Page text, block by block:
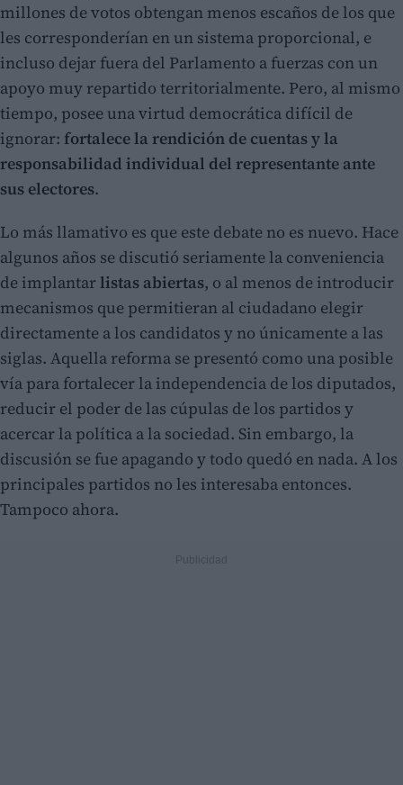
millones de votos obtengan menos escaños de los que
les corresponderían en un sistema proporcional, e
incluso dejar fuera del Parlamento a fuerzas con un
apoyo muy repartido territorialmente. Pero, al mismo
tiempo, posee una virtud democrática difícil de
ignorar: fortalece la rendición de cuentas y la
responsabilidad individual del representante ante
sus electores.
Lo más llamativo es que este debate no es nuevo. Hace
algunos años se discutió seriamente la conveniencia
de implantarlistas abiertas, o al menos de introducir
mecanismos que permitieran al ciudadano elegir
directamente a los candidatos y no únicamente a las
siglas. Aquella reforma se presentó como una posible
vía para fortalecer la independencia de los diputados,
reducir el poder de las cúpulas de los partidos y
acercar la política a la sociedad. Sin embargo, la
discusión se fue apagando y todo quedó en nada. A los
principales partidos no les interesaba entonces.
Tampoco ahora.